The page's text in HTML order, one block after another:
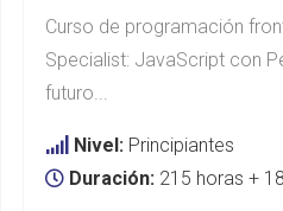
Curso de programación
Specialist: JavaScript con
futuro...
Nivel: Principiantes
Duración: 215 horas +